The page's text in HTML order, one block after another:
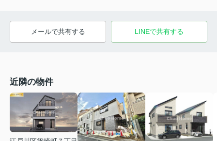
メールで共有する LINEで共有する
近隣の物件